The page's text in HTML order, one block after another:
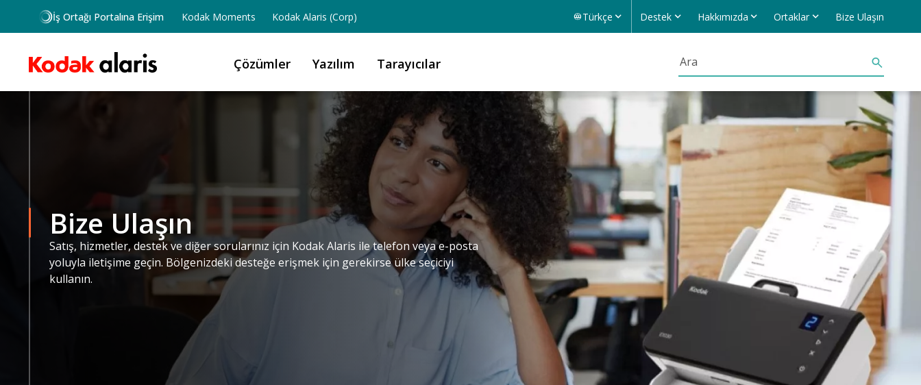
Ana içeriğe atla
İş Ortağı Portalına Erişim Kodak Moments Kodak Alaris (Corp) Türkçe Destek Hakkımızda Ortaklar Bize Ulaşın
Çözümler Yazılım Tarayıcılar
Bize Ulaşın
Satış, hizmetler, destek ve diğer sorularınız için Kodak Alaris ile telefon veya e-posta
yoluyla iletişime geçin. Bölgenizdeki desteğe erişmek için gerekirse ülke seçiciyi
kullanın.